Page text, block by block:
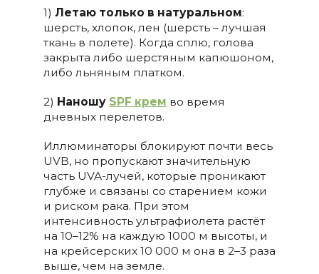
1) Летаю только в натуральном:
шерсть, хлопок, лен (шерсть – лучшая
ткань в полете). Когда сплю, голова
закрыта либо шерстяным капюшоном,
либо льняным платком.
2) Наношу SPF крем во время
дневных перелетов.
Иллюминаторы блокируют почти весь
UVB, но пропускают значительную
часть UVA-лучей, которые проникают
глубже и связаны со старением кожи
и риском рака. При этом
интенсивность ультрафиолета растёт
на 10–12% на каждую 1000 м высоты, и
на крейсерских 10 000 м она в 2–3 раза
выше, чем на земле.